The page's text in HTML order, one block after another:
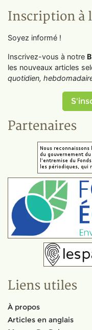
Inscription
Soyez informé !
Inscrivez-vous à notre
les nouveaux articles
quotidien,
Partenaires
Liens utiles
À propos
Articles en anglais